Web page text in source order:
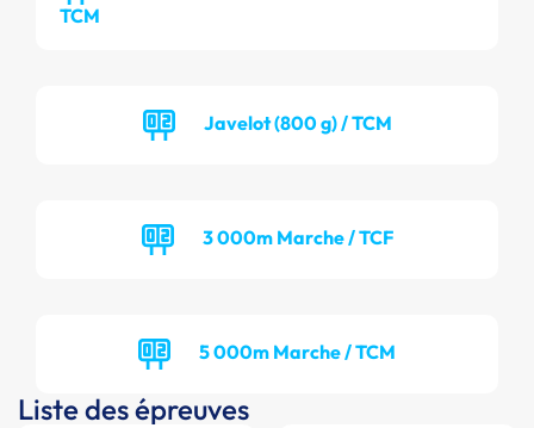
TCM
Javelot (800 g) / TCM
3 000m Marche / TCF
5 000m Marche / TCM
Liste des épreuves